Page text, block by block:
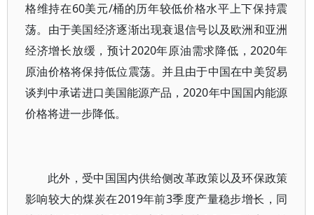
格维持在60美元/桶的历年较低价格水平上下保持震
荡。由于美国经济逐渐出现衰退信号以及欧洲和亚洲
经济增长放缓，预计2020年原油需求降低，2020年
原油价格将保持低位震荡。并且由于中国在中美贸易
谈判中承诺进口美国能源产品，2020年中国国内能源
价格将进一步降低。
此外，受中国国内供给侧改革政策以及环保政策
影响较大的煤炭在2019年前3季度产量稳步增长，同